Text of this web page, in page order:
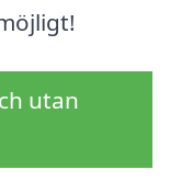
utan